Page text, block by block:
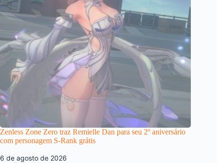
Zenless Zone Zero traz Remielle Dan para seu 2º aniversário
com personagem S-Rank grátis
6 de agosto de 2026